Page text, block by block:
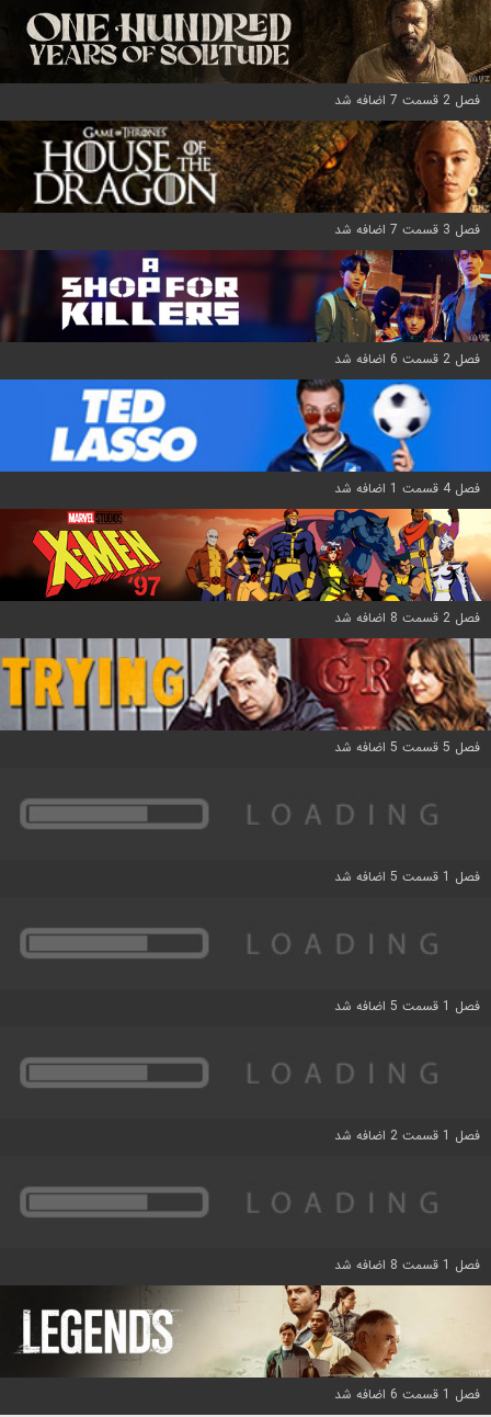
فصل 2 قسمت 7 اضافه شد
فصل 3 قسمت 7 اضافه شد
فصل 2 قسمت 6 اضافه شد
فصل 4 قسمت 1 اضافه شد
فصل 2 قسمت 8 اضافه شد
فصل 5 قسمت 5 اضافه شد
فصل 1 قسمت 5 اضافه شد
فصل 1 قسمت 5 اضافه شد
فصل 1 قسمت 2 اضافه شد
فصل 1 قسمت 8 اضافه شد
فصل 1 قسمت 6 اضافه شد